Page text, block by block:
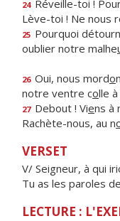
24 Réveille-toi !
Lève-toi ! Ne nous
25 Pourquoi détourn
oublier notre malhe
26 Oui, nous mordo
notre ventre colle
27 Debout ! Viens à
Rachète-nous, au n
VERSET
V/ Seigneur, à qui
Tu as les paroles
LECTURE :